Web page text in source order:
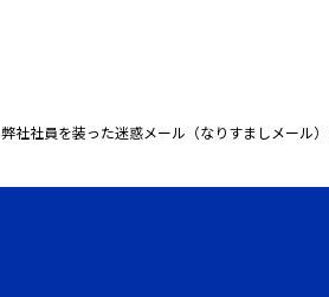
弊社社員を装った迷惑メール（なりすましメール